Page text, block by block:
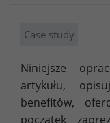
Case study
Niniejsze
artykułu,
benefitów,
początek